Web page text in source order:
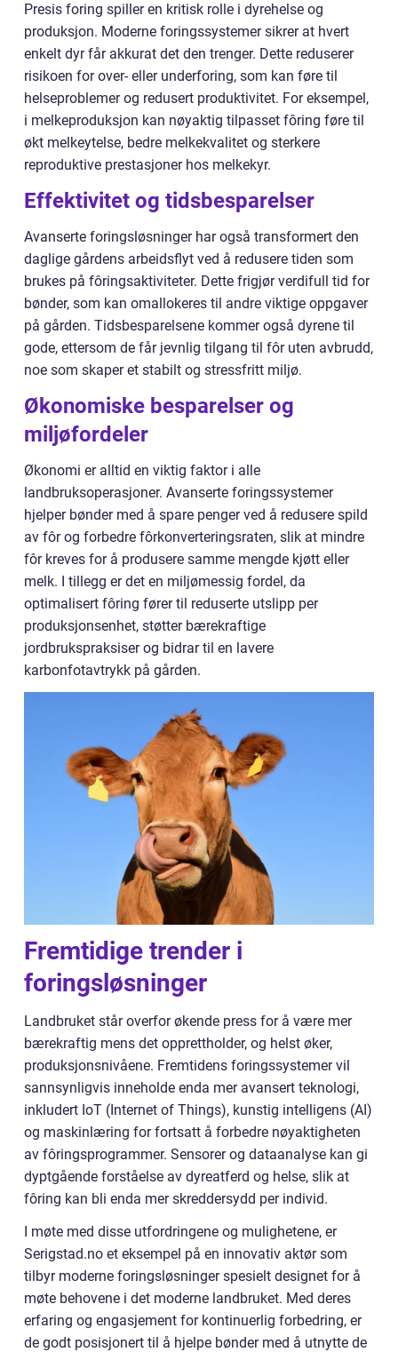
Presis foring spiller en kritisk rolle i dyrehelse og
produksjon. Moderne foringssystemer sikrer at hvert
enkelt dyr får akkurat det den trenger. Dette reduserer
risikoen for over- eller underforing, som kan føre til
helseproblemer og redusert produktivitet. For eksempel,
i melkeproduksjon kan nøyaktig tilpasset fôring føre til
økt melkeytelse, bedre melkekvalitet og sterkere
reproduktive prestasjoner hos melkekyr.
Effektivitet og tidsbesparelser
Avanserte foringsløsninger har også transformert den
daglige gårdens arbeidsflyt ved å redusere tiden som
brukes på fôringsaktiviteter. Dette frigjør verdifull tid for
bønder, som kan omallokeres til andre viktige oppgaver
på gården. Tidsbesparelsene kommer også dyrene til
gode, ettersom de får jevnlig tilgang til fôr uten avbrudd,
noe som skaper et stabilt og stressfritt miljø.
Økonomiske besparelser og
miljøfordeler
Økonomi er alltid en viktig faktor i alle
landbruksoperasjoner. Avanserte foringssystemer
hjelper bønder med å spare penger ved å redusere spild
av fôr og forbedre fôrkonverteringsraten, slik at mindre
fôr kreves for å produsere samme mengde kjøtt eller
melk. I tillegg er det en miljømessig fordel, da
optimalisert fôring fører til reduserte utslipp per
produksjonsenhet, støtter bærekraftige
jordbrukspraksiser og bidrar til en lavere
karbonfotavtrykk på gården.
Fremtidige trender i
foringsløsninger
Landbruket står overfor økende press for å være mer
bærekraftig mens det opprettholder, og helst øker,
produksjonsnivåene. Fremtidens foringssystemer vil
sannsynligvis inneholde enda mer avansert teknologi,
inkludert IoT (Internet of Things), kunstig intelligens (AI)
og maskinlæring for fortsatt å forbedre nøyaktigheten
av fôringsprogrammer. Sensorer og dataanalyse kan gi
dyptgående forståelse av dyreatferd og helse, slik at
fôring kan bli enda mer skreddersydd per individ.
I møte med disse utfordringene og mulighetene, er
Serigstad.no et eksempel på en innovativ aktør som
tilbyr moderne foringsløsninger spesielt designet for å
møte behovene i det moderne landbruket. Med deres
erfaring og engasjement for kontinuerlig forbedring, er
de godt posisjonert til å hjelpe bønder med å utnytte de